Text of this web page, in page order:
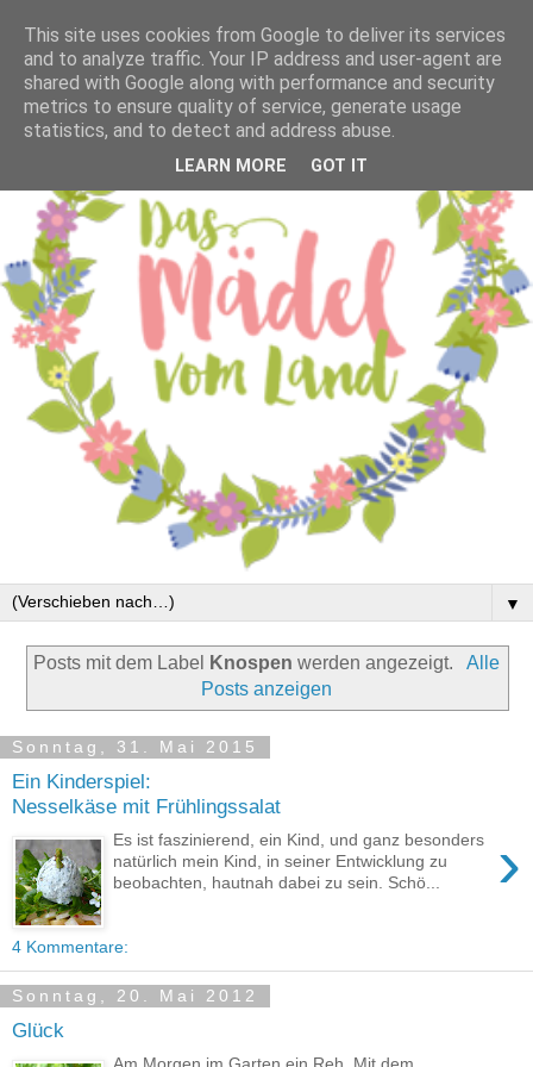
▼
Posts mit dem Label Knospen werden angezeigt.
Alle
Posts anzeigen
Sonntag, 31. Mai 2015
Ein Kinderspiel:
Nesselkäse mit Frühlingssalat
›
Es ist faszinierend, ein Kind, und ganz besonders
natürlich mein Kind, in seiner Entwicklung zu
beobachten, hautnah dabei zu sein. Schö...
4 Kommentare:
Sonntag, 20. Mai 2012
Glück
This site uses cookies from Google to deliver its services
and to analyze traffic. Your IP address and user-agent are
shared with Google along with performance and security
metrics to ensure quality of service, generate usage
statistics, and to detect and address abuse.
LEARN MORE GOT IT